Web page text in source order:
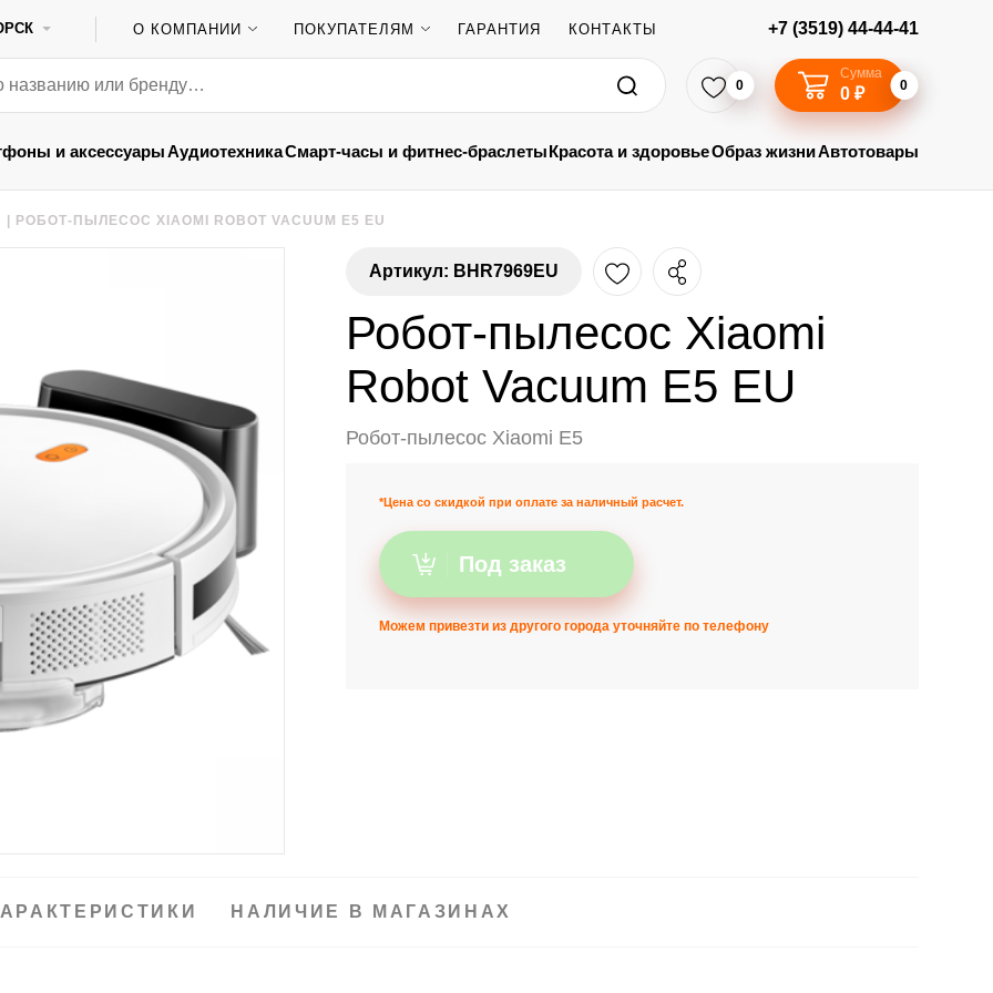
О КОМПАНИИ ПОКУПАТЕЛЯМ ГАРАНТИЯ КОНТАКТЫ +7 (3519) 44-44-41
0
Сумма
0 ₽ 0
и аксессуарыАудиотехникаСмарт-часы и фитнес-браслетыКрасота и здоровьеОбраз жизниАвтотовары
РОБОТ-ПЫЛЕСОС XIAOMI ROBOT VACUUM E5 EU
Артикул: BHR7969EU
Робот-пылесос Xiaomi
Robot Vacuum E5 EU
Робот-пылесос Xiaomi E5
*Цена со скидкой при оплате за наличный расчет.
Под заказ
Можем привезти из другого города уточняйте по телефону
НАЛИЧИЕ В МАГАЗИНАХ